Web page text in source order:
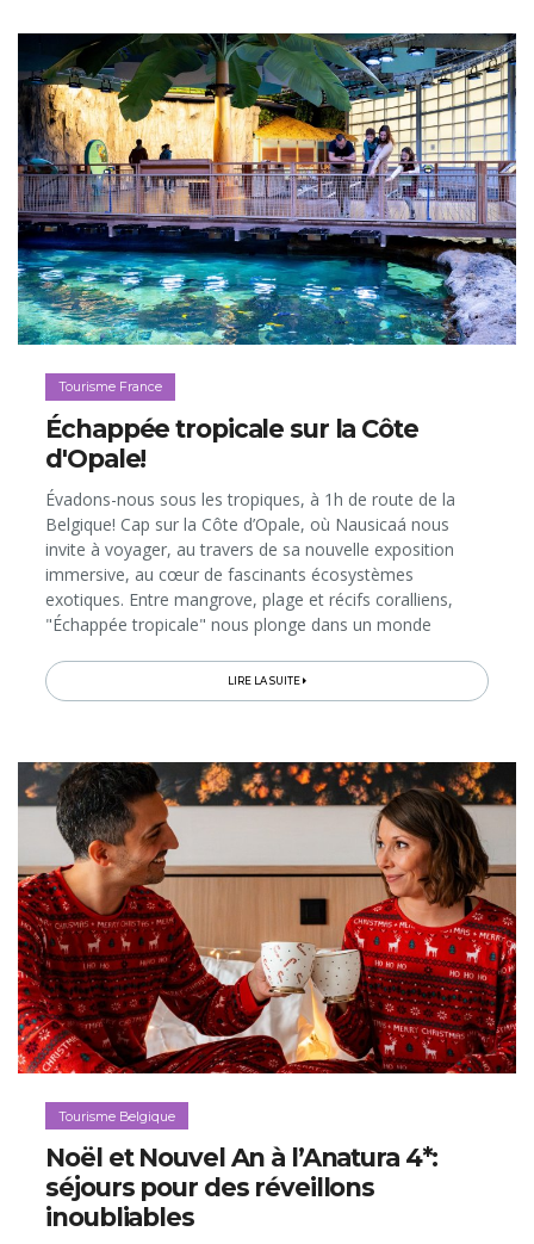
Tourisme France
Échappée tropicale sur la Côte
d'Opale!
Évadons-nous sous les tropiques, à 1h de route de la
Belgique! Cap sur la Côte d’Opale, où Nausicaá nous
invite à voyager, au travers de sa nouvelle exposition
immersive, au cœur de fascinants écosystèmes
exotiques. Entre mangrove, plage et récifs coralliens,
"Échappée tropicale" nous plonge dans un monde
poursuivre à table, autour d’un...
LIRE LA SUITE
Tourisme Belgique
Noël et Nouvel An à l’Anatura 4*:
séjours pour des réveillons
inoubliables